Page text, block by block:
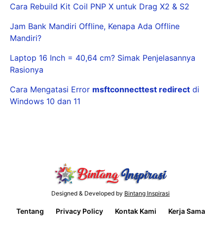
Cara Rebuild Kit Coil PNP X untuk Drag X2 & S2
Jam Bank Mandiri Offline, Kenapa Ada Offline
Mandiri?
Laptop 16 Inch = 40,64 cm? Simak Penjelasannya
Rasionya
Cara Mengatasi Error msftconnecttest redirect di
Windows 10 dan 11
Designed & Developed by Bintang Inspirasi
Tentang Privacy Policy Kontak Kami Kerja Sama